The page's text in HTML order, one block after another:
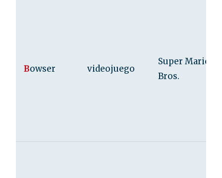
Bowser videojuego
Super Mario
Bros.